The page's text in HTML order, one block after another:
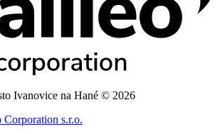
Ivanovice na Hané © 2026
Corporation s.r.o.